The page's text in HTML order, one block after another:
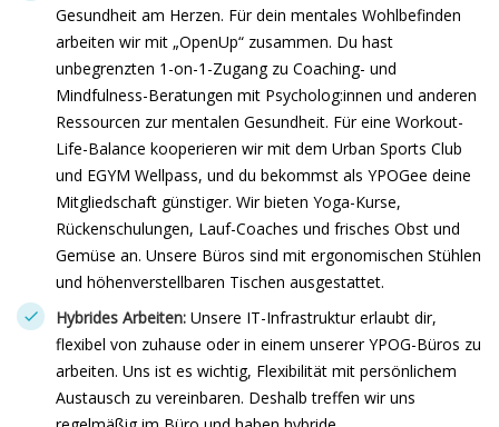
Gesundheit am Herzen. Für dein mentales Wohlbefinden
arbeiten wir mit „OpenUp“ zusammen. Du hast
unbegrenzten 1-on-1-Zugang zu Coaching- und
Mindfulness-Beratungen mit Psycholog:innen und anderen
Ressourcen zur mentalen Gesundheit. Für eine Workout-
Life-Balance kooperieren wir mit dem Urban Sports Club
und EGYM Wellpass, und du bekommst als YPOGee deine
Mitgliedschaft günstiger. Wir bieten Yoga-Kurse,
Rückenschulungen, Lauf-Coaches und frisches Obst und
Gemüse an. Unsere Büros sind mit ergonomischen Stühlen
und höhenverstellbaren Tischen ausgestattet.
Hybrides Arbeiten: Unsere IT-Infrastruktur erlaubt dir,
flexibel von zuhause oder in einem unserer YPOG-Büros zu
arbeiten. Uns ist es wichtig, Flexibilität mit persönlichem
Austausch zu vereinbaren. Deshalb treffen wir uns